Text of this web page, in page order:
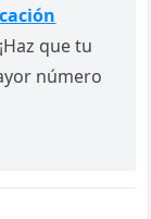
que tu
número